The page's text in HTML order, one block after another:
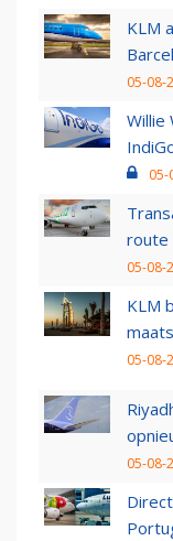
KLM
05-08-
Willie
05-
route
05-08-
KLM
05-08-
05-08-